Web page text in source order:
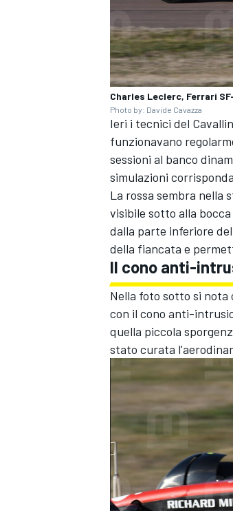
MONOMARCA
RALLY
Charles Leclerc, Ferrari
Photo by: Davide Cavazza
Ieri i tecnici del
funzionavano
sessioni al banco
simulazioni
La rossa sembra nella
visibile sotto alla
dalla parte inferiore
della fiancata e
Il cono anti-
Nella foto sotto si nota
con il cono anti-
quella piccola
stato curata